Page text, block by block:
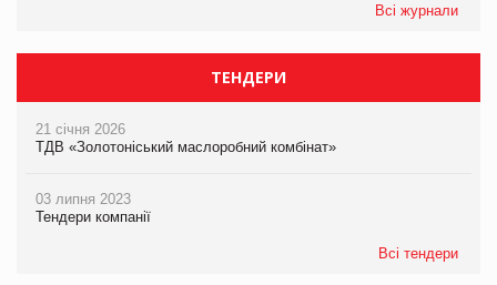
Всі журнали
ТЕНДЕРИ
21 січня 2026
ТДВ «Золотоніський маслоробний комбінат»
03 липня 2023
Тендери компанії
Всі тендери